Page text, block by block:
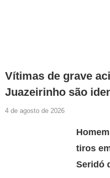
Vítimas de grave
Juazeirinho são
4 de agosto de 2026
tiros
Seridó